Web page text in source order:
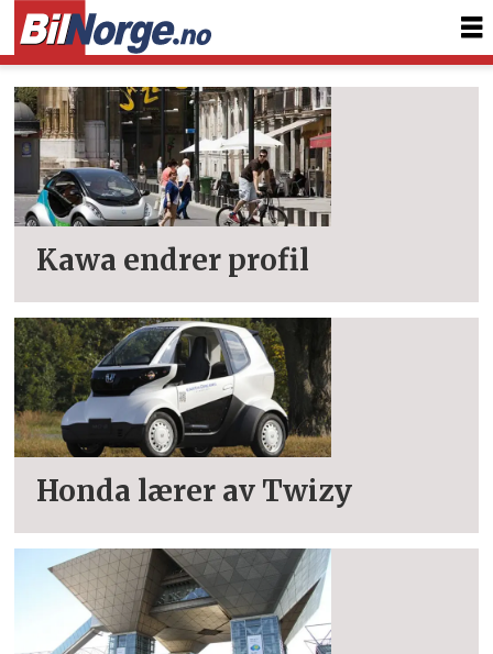
Tag:
tokyo
motor
show
2013
Kawa endrer profil
Honda lærer av Twizy